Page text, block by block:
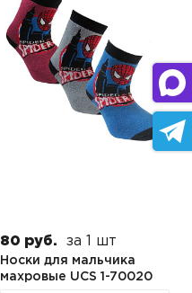
80 руб. за 1 шт
Носки для мальчика
махровые UCS 1-70020